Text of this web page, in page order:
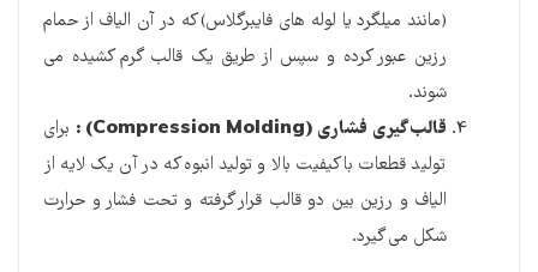
(مانند میلگرد یا لوله های فایبرگلاس) که در آن الیاف از حمام
رزین عبور کرده و سپس از طریق یک قالب گرم کشیده می
شوند.
قالب گیری فشاری (Compression Molding) :
برای
تولید قطعات با کیفیت بالا و تولید انبوه که در آن یک لایه از
الیاف و رزین بین دو قالب قرار گرفته و تحت فشار و حرارت
شکل می گیرد.